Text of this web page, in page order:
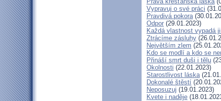
Vypravuj o své práci
Pravdivá pokora
Odpor (29.01.2023)
Každá vlastnost vypadá
Ztrácíme zásluhy
Největším zlem
Kdo se modlí a kdo se
Přináší smrt duši i tělu
Okolnosti (22.01.2023)
Starostlivost láska
Dokonalé štěstí
Neposuzuj (19.01.2023)
Kvete i naděje